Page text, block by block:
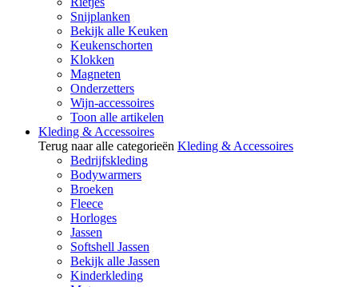
Snijplanken
Bekijk alle Keuken
Keukenschorten
Klokken
Magneten
Onderzetters
Wijn-accessoires
Toon alle artikelen
Kleding & Accessoires
Terug naar alle categorieën Kleding & Accessoires
Bedrijfskleding
Bodywarmers
Broeken
Fleece
Horloges
Jassen
Softshell Jassen
Bekijk alle Jassen
Kinderkleding